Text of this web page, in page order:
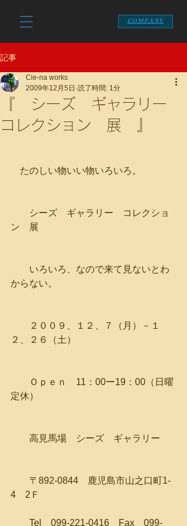
COMPANY
記事
『 シーズ ギャラリー
コレクション 展 』
Cie-na works
2009年12月5日 読了時間: 1分
    たのしい物いい物いろいろ。
シーズ　ギャラリー　コレクショ
ン　展
いろいろ、なので来て見ないとわ
からない。
２００９、１２、７（月）－１
２、２６（土）
Ｏｐｅｎ　11：00ー19：00（日曜
定休）
高見馬場　シーズ　ギャラリー
〒892-0844　鹿児島市山之口町1-
4　2Ｆ
Tel　099-221-0416　Fax　099-